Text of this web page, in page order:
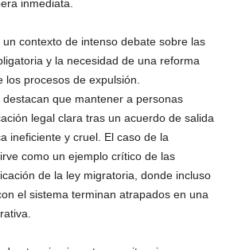
inmediata.
contexto de intenso debate sobre las
y la necesidad de una reforma
procesos de expulsión.
que mantener a personas
legal clara tras un acuerdo de salida
ineficiente y cruel. El caso de la
como un ejemplo crítico de las
de la ley migratoria, donde incluso
el sistema terminan atrapados en una